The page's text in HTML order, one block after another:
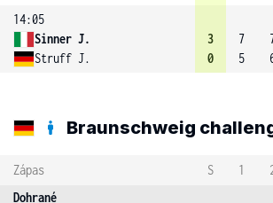
14:05
Sinner J.
Struff J.
3
0
7
5
Braunschweig
Zápas S 1
Dohrané